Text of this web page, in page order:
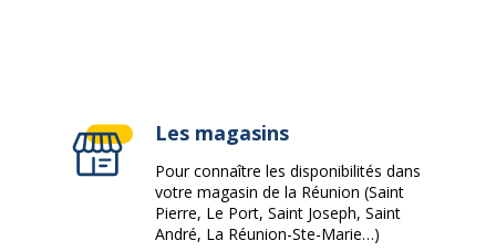
Les magasins
Pour connaître les disponibilités dans
votre magasin de la Réunion (Saint
Pierre, Le Port, Saint Joseph, Saint
André, La Réunion-Ste-Marie…)